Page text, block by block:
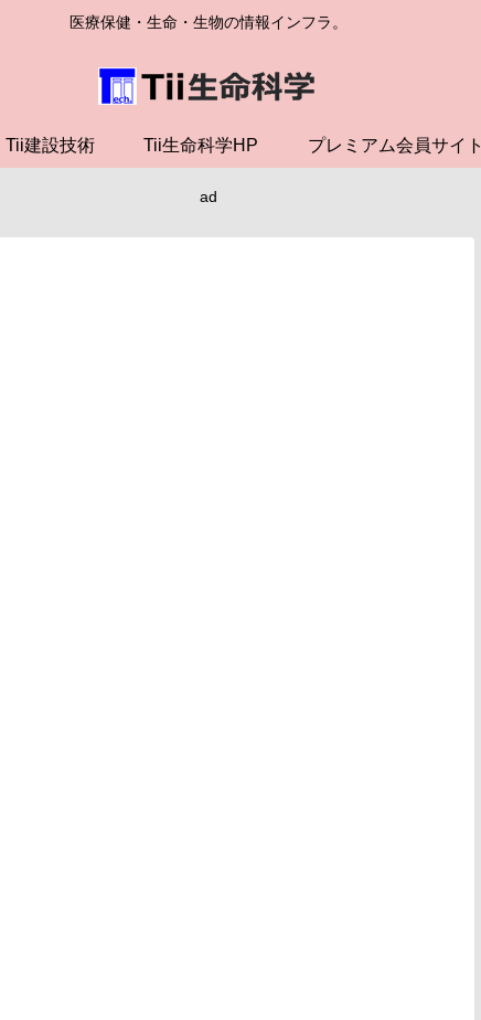
医療保健・生命・生物の情報インフラ。
Tii建設技術 Tii生命科学HP プレミアム会員サイト
ad